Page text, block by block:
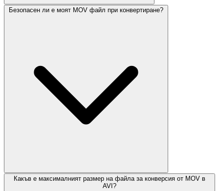
Безопасен ли е моят MOV файл при конвертиране?
Какъв е максималният размер на файла за конверсия от MOV в
AVI?